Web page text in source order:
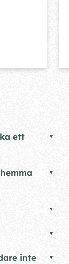
ett
inte